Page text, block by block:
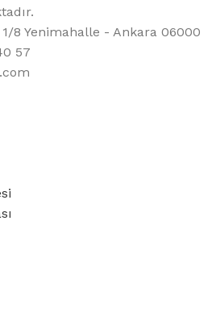
1/8 Yenimahalle - Ankara 06000
57